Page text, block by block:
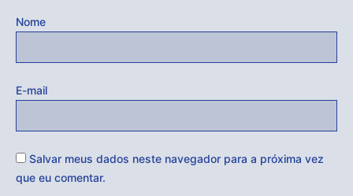
Nome
E-mail
Salvar meus dados neste navegador para a próxima vez
que eu comentar.